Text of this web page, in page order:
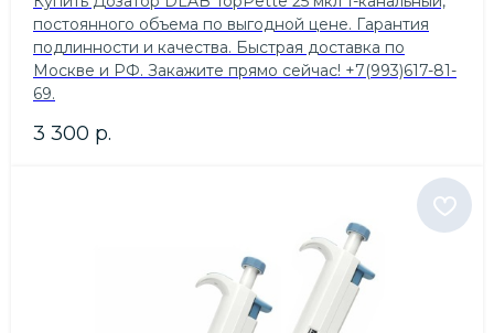
постоянного объема по выгодной цене. Гарантия
подлинности и качества. Быстрая доставка по
Москве и РФ. Закажите прямо сейчас! +7(993)617-81-
69.
3 300 р.